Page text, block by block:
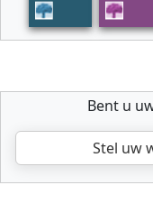
Bent u
Stel uw